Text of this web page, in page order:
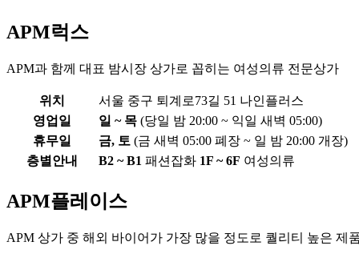
APM럭스
APM과 함께 대표 밤시장 상가로 꼽히는 여성의류 전문상가
위치
서울 중구 퇴계로73길 51 나인플러스
영업일
일 ~ 목 (당일 밤 20:00 ~ 익일 새벽 05:00)
휴무일
금, 토 (금 새벽 05:00 폐장 ~ 일 밤 20:00 개장)
층별안내
B2 ~ B1 패션잡화 1F ~ 6F 여성의류
APM플레이스
APM 상가 중 해외 바이어가 가장 많을 정도로 퀄리티 높은 제